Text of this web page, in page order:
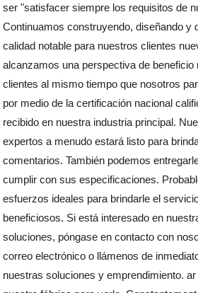
ser "satisfacer siempre los requisitos de
Continuamos construyendo, diseñando y
calidad notable para nuestros clientes
alcanzamos una perspectiva de beneficio
clientes al mismo tiempo que nosotros
por medio de la certificación nacional
recibido en nuestra industria principal.
expertos a menudo estará listo para
comentarios. También podemos
cumplir con sus especificaciones.
esfuerzos ideales para brindarle el
beneficiosos. Si está interesado en
soluciones, póngase en contacto con
correo electrónico o llámenos de
nuestras soluciones y emprendimiento.